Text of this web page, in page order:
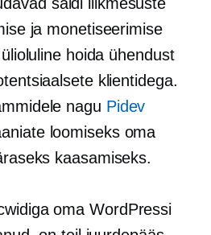
ja monetiseerimise
hoida ühendust
klientidega.
nagu Pidev
loomiseks oma
kaasamiseks.
oma WordPressi